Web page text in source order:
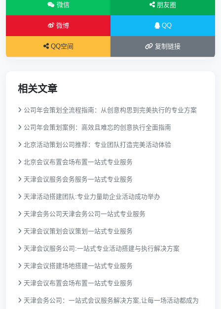
微信 朋友圈
微博 QQ
QQ空间 复制链接
相关文章
公司年会策划全流程指南：从创意构思到完美执行的专业方案
公司年会策划案例：高效且难忘的创意执行全面指南
北京活动策划公司推荐：专业团队打造完美活动体验
北京会议布置会场布置一站式专业服务
天津会议服务会务服务一站式专业服务
天津活动搭建团队:专业力量助企业活动成功举办
天津会务公司天津会务公司一站式专业服务
天津会议策划会议策划一站式专业服务
天津会议服务公司:一站式专业活动搭建与执行解决方案
天津会议搭建场地搭建一站式专业服务
天津会议布置会场布置一站式专业服务
天津会务公司：一站式会议服务解决方案,让每一场活动都成为